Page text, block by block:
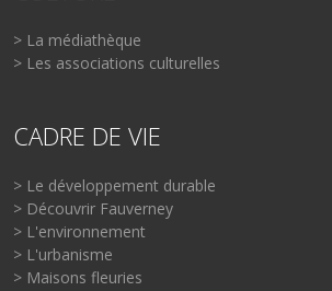
> La médiathèque
> Les associations culturelles
CADRE DE VIE
> Le développement durable
> Découvrir Fauverney
> L'environnement
> L'urbanisme
> Maisons fleuries